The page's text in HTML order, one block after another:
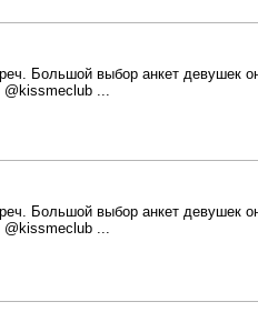
Большой выбор анкет девушек
@kissmeclub ...
Большой выбор анкет девушек
@kissmeclub ...